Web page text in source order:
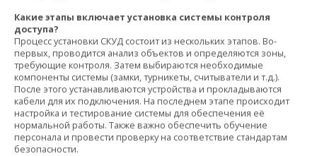
Какие этапы включает установка системы контроля
доступа?
Процесс установки СКУД состоит из нескольких этапов. Во-
первых, проводится анализ объектов и определяются зоны,
требующие контроля. Затем выбираются необходимые
компоненты системы (замки, турникеты, считыватели и т.д.).
После этого устанавливаются устройства и прокладываются
кабели для их подключения. На последнем этапе происходит
настройка и тестирование системы для обеспечения её
нормальной работы. Также важно обеспечить обучение
персонала и провести проверку на соответствие стандартам
безопасности.